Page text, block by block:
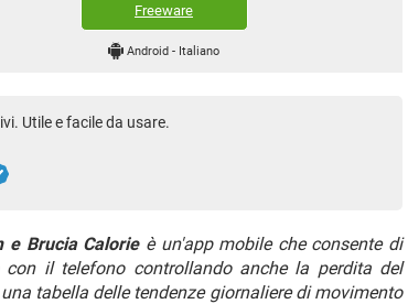
Freeware
Android- Italiano
Utile e facile da usare.
e Brucia Calorieè un'app mobile che consente di
il telefono controllando anche la perdita del
tabella delle tendenze giornaliere di movimento